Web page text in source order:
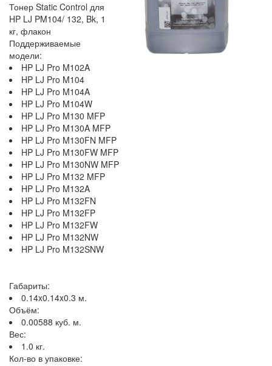
Тонер Static Control для
HP LJ PM104/ 132, Bk, 1
кг, флакон
Поддерживаемые
модели:
HP LJ Pro M102A
HP LJ Pro M104
HP LJ Pro M104A
HP LJ Pro M104W
HP LJ Pro M130 MFP
HP LJ Pro M130A MFP
HP LJ Pro M130FN MFP
HP LJ Pro M130FW MFP
HP LJ Pro M130NW MFP
HP LJ Pro M132 MFP
HP LJ Pro M132A
HP LJ Pro M132FN
HP LJ Pro M132FP
HP LJ Pro M132FW
HP LJ Pro M132NW
HP LJ Pro M132SNW
Габариты:
0.14x0.14x0.3 м.
Объём:
0.00588 куб. м.
Вес:
1.0 кг.
Кол-во в упаковке: